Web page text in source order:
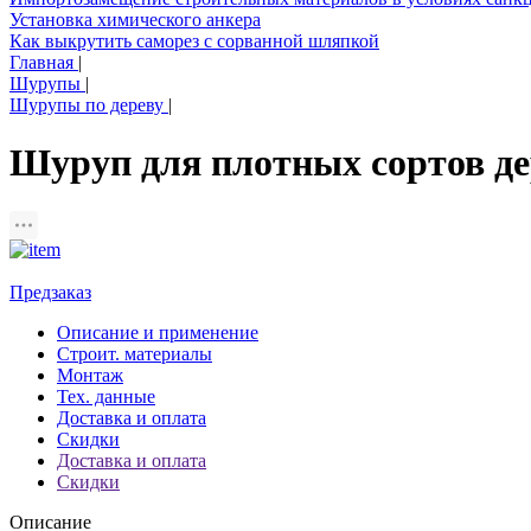
Установка химического анкера
Как выкрутить саморез с сорванной шляпкой
Главная |
Шурупы |
Шурупы по дереву |
Шуруп для плотных сортов
Предзаказ
Описание и применение
Строит. материалы
Монтаж
Тех. данные
Доставка и оплата
Скидки
Доставка и оплата
Скидки
Описание